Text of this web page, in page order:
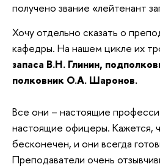
получено звание «лейтенант
Хочу отдельно сказать о
кафедры. На нашем цикле их
запаса В.Н. Глинин,
полковник О.А. Шаронов.
Все они – настоящие
настоящие офицеры. Кажется,
бесконечен, и они всегда
Преподаватели очень